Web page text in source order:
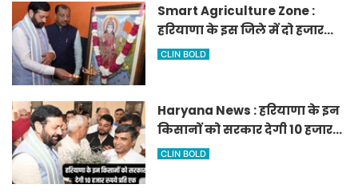
Smart Agriculture Zone :
हरियाणा के इस जिले में दो हजार
एकड़ में बनेगा स्मार्ट एग्रीकल्चर
CLIN BOLD
Haryana News : हरियाणा के इन
किसानों को सरकार देगी 10 हजार
रुपये प्रति एकड़, सीएम सैनी की
CLIN BOLD